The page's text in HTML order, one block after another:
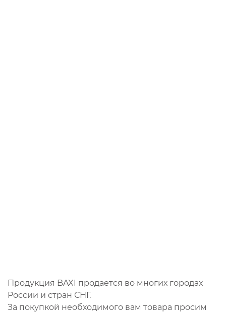
Продукция BAXI продается во многих городах
России и стран СНГ.
За покупкой необходимого вам товара просим